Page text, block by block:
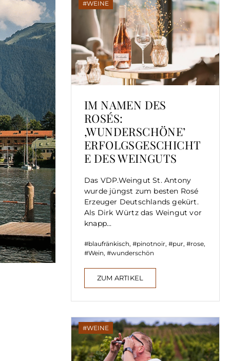
WEINE
IM NAMEN DES
ROSÉS:
‚WUNDERSCHÖNE’
ERFOLGSGESCHICHT
E DES WEINGUTS
Das VDP.Weingut St. Antony
wurde jüngst zum besten Rosé
Erzeuger Deutschlands gekürt.
Als Dirk Würtz das Weingut vor
knapp...
blaufränkisch, pinotnoir, pur, rose,
Wein, wunderschön
ZUM ARTIKEL
WEINE